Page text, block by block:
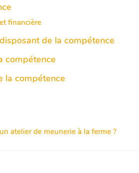
financière
de la compétence
compétence
la compétence
atelier de meunerie à la ferme ?